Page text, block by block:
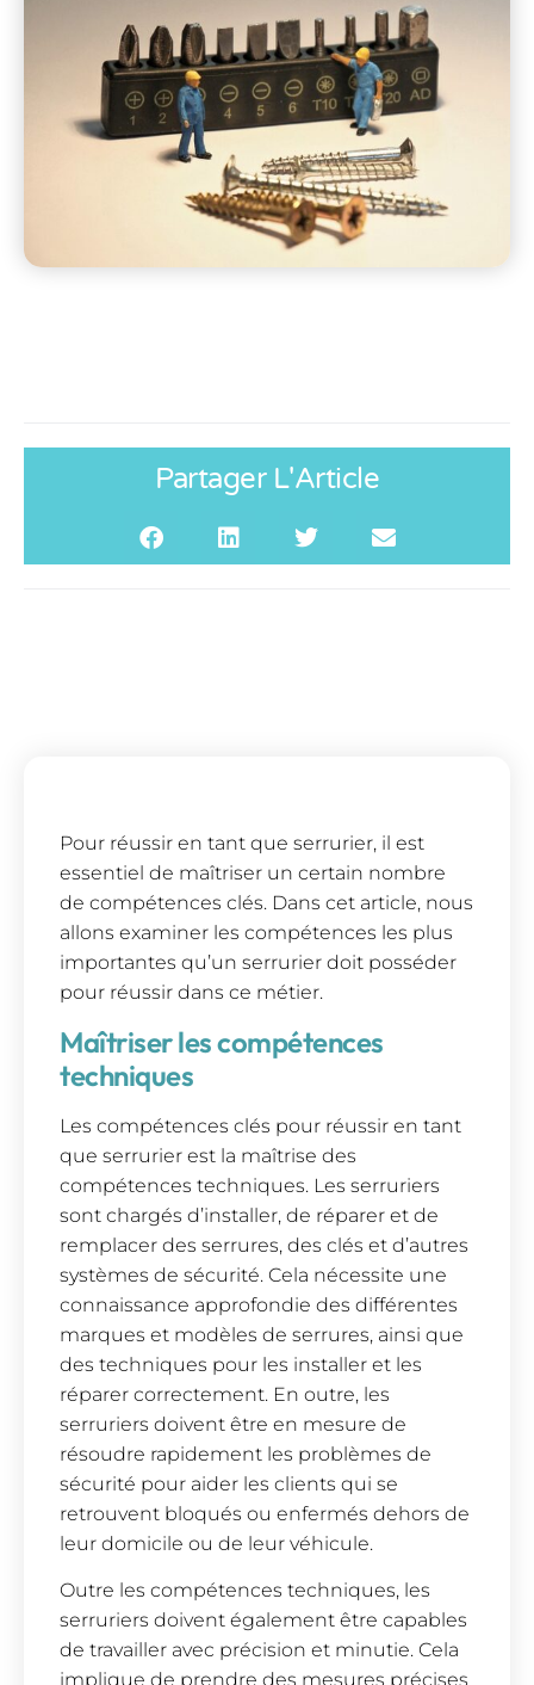
Partager L'Article
Pour réussir en tant que serrurier, il est
essentiel de maîtriser un certain nombre
de compétences clés. Dans cet article, nous
allons examiner les compétences les plus
importantes qu’un serrurier doit posséder
pour réussir dans ce métier.
Maîtriser les compétences
techniques
Les compétences clés pour réussir en tant
que serrurier est la maîtrise des
compétences techniques. Les serruriers
sont chargés d’installer, de réparer et de
remplacer des serrures, des clés et d’autres
systèmes de sécurité. Cela nécessite une
connaissance approfondie des différentes
marques et modèles de serrures, ainsi que
des techniques pour les installer et les
réparer correctement. En outre, les
serruriers doivent être en mesure de
résoudre rapidement les problèmes de
sécurité pour aider les clients qui se
retrouvent bloqués ou enfermés dehors de
leur domicile ou de leur véhicule.
Outre les compétences techniques, les
serruriers doivent également être capables
de travailler avec précision et minutie. Cela
implique de prendre des mesures précises